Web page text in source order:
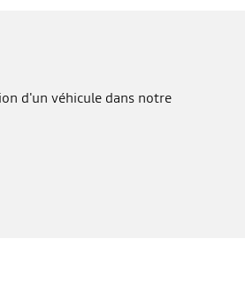
d'un véhicule dans notre